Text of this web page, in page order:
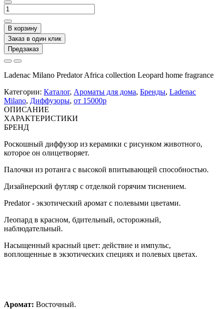
В корзину
Заказ в один клик
Предзаказ
Ladenac Milano Predator Africa collection Leopard home fragrance
Категории: Каталог, Ароматы для дома, Бренды, Ladenac
Milano, Диффузоры, от 15000р
ОПИСАНИЕ
ХАРАКТЕРИСТИКИ
БРЕНД
Роскошный диффузор из керамики с рисунком животного,
которое он олицетворяет.
Палочки из ротанга с высокой впитывающей способностью.
Дизайнерский футляр с отделкой горячим тиснением.
Predator - экзотический аромат с полевыми цветами.
Леопард в красном, бдительный, осторожный,
наблюдательный.
Насыщенный красный цвет: действие и импульс,
воплощенные в экзотических специях и полевых цветах.
Аромат: Восточный.